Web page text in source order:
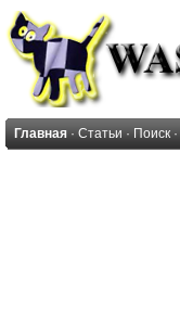
Главная · Статьи · Поиск ·